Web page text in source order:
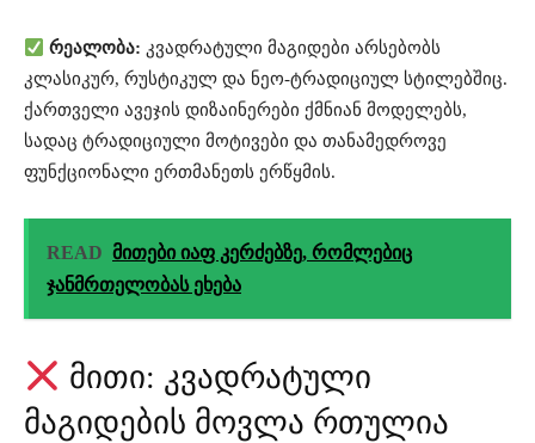
რეალობა: კვადრატული მაგიდები არსებობს
კლასიკურ, რუსტიკულ და ნეო-ტრადიციულ სტილებშიც.
ქართველი ავეჯის დიზაინერები ქმნიან მოდელებს,
სადაც ტრადიციული მოტივები და თანამედროვე
ფუნქციონალი ერთმანეთს ერწყმის.
READ მითები იაფ კერძებზე, რომლებიც
ჯანმრთელობას ეხება
მითი: კვადრატული
მაგიდების მოვლა რთულია